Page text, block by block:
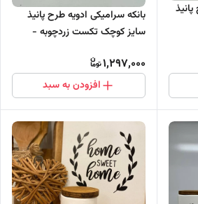
پانیذ
بانکه سرامیکی ادویه طرح پانیذ
سایز کوچک تکست زردچوبه -
1,297,000
افزودن به سبد